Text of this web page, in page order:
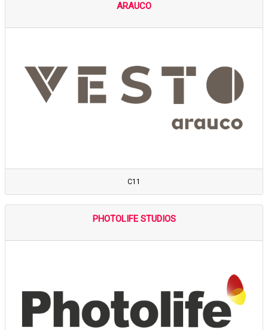
ARAUCO
C11
PHOTOLIFE STUDIOS